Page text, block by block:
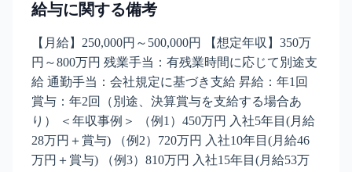
給与に関する備考
【月給】250,000円～500,000円 【想定年収】350万
円～800万円 残業手当：有残業時間に応じて別途支
給 通勤手当：会社規定に基づき支給 昇給：年1回
賞与：年2回（別途、決算賞与を支給する場合あ
り） ＜年収事例＞ （例1）450万円 入社5年目(月給
28万円＋賞与) （例2）720万円 入社10年目(月給46
万円＋賞与) （例3）810万円 入社15年目(月給53万